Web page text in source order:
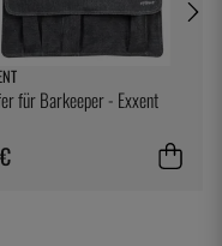
für Barkeeper - Exxent